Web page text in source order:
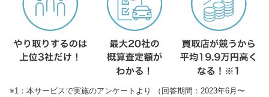
※1：本サービスで実施のアンケートより （回答期間：2023年6月〜